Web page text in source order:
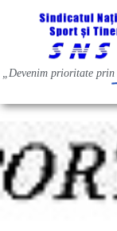
„Devenim prioritate prin